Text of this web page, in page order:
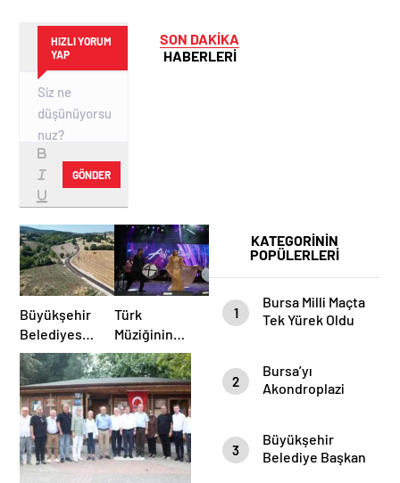
HIZLI YORUM
YAP
GÖNDER
SON DAKİKA
HABERLERİ
KATEGORİNİN
POPÜLERLERİ
1
Bursa Milli Maçta
Tek Yürek Oldu
2
Bursa’yı
Akondroplazi
3
Büyükşehir
Belediye Başkan
Büyükşehir
Belediyesi’nden
İnegöl’e
Ulaşım
Hamlesi
Türk
Müziğinin
Güçlü Sesi
Aslı
Hünel’den
Açık Havada
Müzik
Ziyafeti